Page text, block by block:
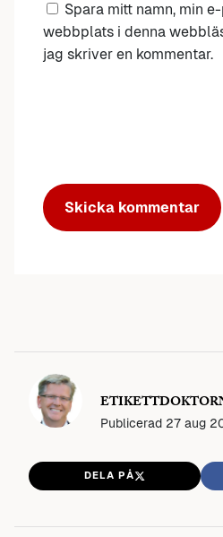
Spara mitt namn, min
webbplats i denna
jag skriver en kommentar.
Publicerad 27 aug
DELA PÅ